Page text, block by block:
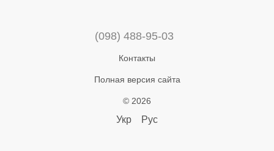
(098) 488-95-03
Контакты
Полная версия сайта
© 2026
Укр Рус